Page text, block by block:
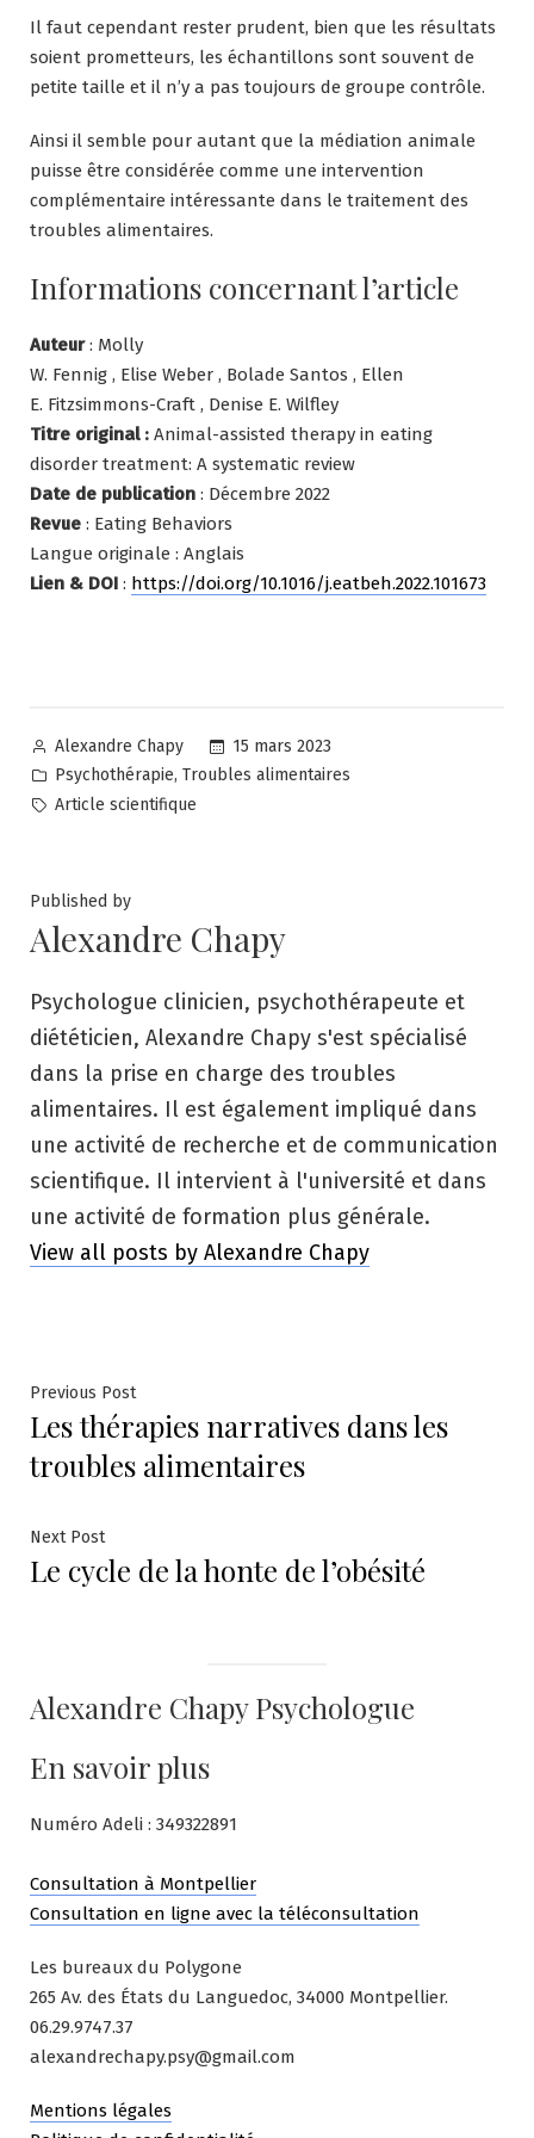
Il faut cependant rester prudent, bien que les résultats
soient prometteurs, les échantillons sont souvent de
petite taille et il n’y a pas toujours de groupe contrôle.
Ainsi il semble pour autant que la médiation animale
puisse être considérée comme une intervention
complémentaire intéressante dans le traitement des
troubles alimentaires.
Informations concernant l’article
Auteur: Molly
W. Fennig , Elise Weber , Bolade Santos , Ellen
E. Fitzsimmons-Craft , Denise E. Wilfley
Titre original : Animal-assisted therapy in eating
disorder treatment: A systematic review
Date de publication : Décembre 2022
Revue : Eating Behaviors
Langue originale : Anglais
Lien & DOI : https://doi.org/10.1016/j.eatbeh.2022.101673
Posted
by
Alexandre Chapy
15 mars 2023
Posted
in
Psychothérapie, Troubles alimentaires
Tags:
Article scientifique
Published by
Alexandre Chapy
Psychologue clinicien, psychothérapeute et
diététicien, Alexandre Chapy s'est spécialisé
dans la prise en charge des troubles
alimentaires. Il est également impliqué dans
une activité de recherche et de communication
scientifique. Il intervient à l'université et dans
une activité de formation plus générale.
View all posts by Alexandre Chapy
Navigation
de
Previous PostPrevious
post:
Les thérapies narratives dans les
troubles alimentaires
Next PostNext
post:
Le cycle de la honte de l’obésité
Alexandre Chapy Psychologue
En savoir plus
Numéro Adeli : 349322891
Consultation à Montpellier
Consultation en ligne avec la téléconsultation
Les bureaux du Polygone
265 Av. des États du Languedoc, 34000 Montpellier.
06.29.9747.37
alexandrechapy.psy@gmail.com
Mentions légales